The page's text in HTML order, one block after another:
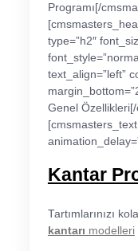
Programı[/
type=”h2″
text_align=”left”
Genel
Kantar
Tartımlarınızı
kantarı modelleri